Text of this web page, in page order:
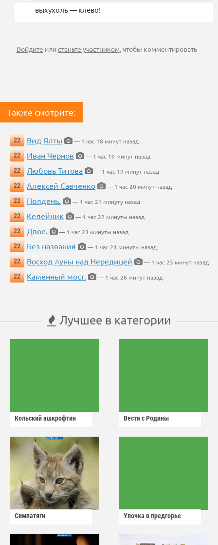
выхухоль — клево!
Войдите илистаньте участником, чтобы комментировать
Также смотрите:
22 Вид Ялты
— 1 час 18 минут назад
22
Иван Чернов
— 1 час 19 минут назад
22
Любовь Титова
— 1 час 19 минут назад
22
Алексей Савченко
— 1 час 20 минут назад
22
Полдень.
— 1 час 21 минуту назад
22
Келейник
— 1 час 22 минуты назад
22
Двое.
— 1 час 23 минуты назад
22
Без названия
— 1 час 24 минуты назад
22
Восход луны над Нередицей
— 1 час 25 минут назад
22
Каменный мост. — 1 час 26 минут назад
Лучшее в категории
Кольский ашкрофтин Вести с Родины
Симпатяги Улочка в предгорье